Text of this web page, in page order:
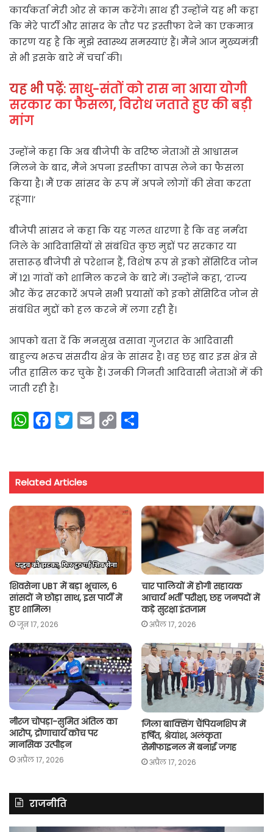
कार्यकर्ता मेरी ओर से काम करेंगे। साथ ही उन्होंने यह भी कहा
कि मेरे पार्टी और सांसद के तौर पर इस्तीफा देने का एकमात्र
कारण यह है कि मुझे स्वास्थ्य समस्याएं हैं। मैंने आज मुख्यमंत्री
से भी इसके बारे में चर्चा की।
यह भी पढ़ें:साधु-संतों को रास ना आया योगी
सरकार का फैसला, विरोध जताते हुए की बड़ी
मांग
उन्होंने कहा कि अब बीजेपी के वरिष्ठ नेताओं से आश्वासन
मिलने के बाद, मैंने अपना इस्तीफा वापस लेने का फैसला
किया है। मैं एक सांसद के रूप में अपने लोगों की सेवा करता
रहूंगा।’
बीजेपी सांसद ने कहा कि यह गलत धारणा है कि वह नर्मदा
जिले के आदिवासियों से संबंधित कुछ मुद्दों पर सरकार या
सत्तारूढ़ बीजेपी से परेशान हैं, विशेष रूप से इको सेंसिटिव जोन
में 121 गांवों को शामिल करने के बारे में। उन्होंने कहा, ‘राज्य
और केंद्र सरकारें अपने सभी प्रयासों को इको सेंसिटिव जोन से
संबंधित मुद्दों को हल करने में लगा रही हैं।
आपको बता दें कि मनसुख वसावा गुजरात के आदिवासी
बाहुल्य भरूच संसदीय क्षेत्र के सांसद है। वह छह बार इस क्षेत्र से
जीत हासिल कर चुके हैं। उनकी गिनती आदिवासी नेताओं में की
जाती रही है।
W
t
s
A
p
e
b
o
o
k
t
t
e
r
i
y
i
n
k
r
Related Articles
शिवसेना UBT में बड़ा भूचाल, 6
सांसदों ने छोड़ा साथ, इस पार्टी में
हुए शामिल!
जून 17, 2026
चार पालियों में होगी सहायक
आचार्य भर्ती परीक्षा, छह जनपदों में
कड़े सुरक्षा इंतजाम
अप्रैल 17, 2026
नीरज चोपड़ा-सुमित अंतिल का
आरोप, द्रोणाचार्य कोच पर
मानसिक उत्पीड़न
अप्रैल 17, 2026
जिला बाक्सिंग चैंपियनशिप में
हर्षित, श्रेयांश, अलंकृता
सेमीफाइनल में बनाई जगह
अप्रैल 17, 2026
राजनीति